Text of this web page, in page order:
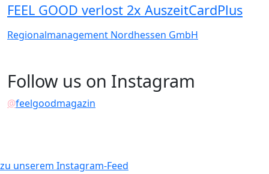
FEEL GOOD verlost 2x AuszeitCardPlus
Regionalmanagement Nordhessen GmbH
Follow us on Instagram
@feelgoodmagazin
zu unserem Instagram-Feed